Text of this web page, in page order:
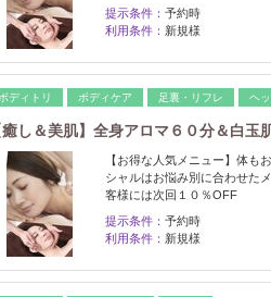
提示条件： 予約時
利用条件： 新規様
ボディトリ ボディケア 足裏・リフレ ヘ
癒し＆美肌】全身アロマ６０分＆白
【お得な人気メニュー】体も
シャルはお悩み別に合わせた
客様には次回１０％OFF
提示条件： 予約時
利用条件： 新規様